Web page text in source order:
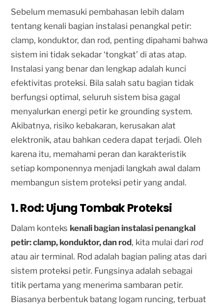
Sebelum memasuki pembahasan lebih dalam
tentang kenali bagian instalasi penangkal petir:
clamp, konduktor, dan rod, penting dipahami bahwa
sistem ini tidak sekadar ‘tongkat’ di atas atap.
Instalasi yang benar dan lengkap adalah kunci
efektivitas proteksi. Bila salah satu bagian tidak
berfungsi optimal, seluruh sistem bisa gagal
menyalurkan energi petir ke grounding system.
Akibatnya, risiko kebakaran, kerusakan alat
elektronik, atau bahkan cedera dapat terjadi. Oleh
karena itu, memahami peran dan karakteristik
setiap komponennya menjadi langkah awal dalam
membangun sistem proteksi petir yang andal.
1. Rod: Ujung Tombak Proteksi
Dalam konteks kenali bagian instalasi penangkal
petir: clamp, konduktor, dan rod, kita mulai darirod
atau air terminal. Rod adalah bagian paling atas dari
sistem proteksi petir. Fungsinya adalah sebagai
titik pertama yang menerima sambaran petir.
Biasanya berbentuk batang logam runcing, terbuat